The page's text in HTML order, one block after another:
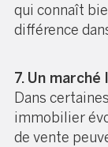
qui connaît
différence
7. Un
Dans
immobilier
de vente